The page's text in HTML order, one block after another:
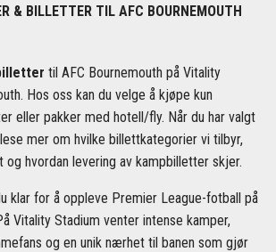
& BILLETTER TIL AFC BOURNEMOUTH
til AFC Bournemouth på Vitality
Hos oss kan du velge å kjøpe kun
eller pakker med hotell/fly. Når du har valgt
mer om hvilke billettkategorier vi tilbyr,
og hvordan levering av kampbilletter skjer.
klar for å oppleve Premier League-fotball på
Vitality Stadium venter intense kamper,
og en unik nærhet til banen som gjør